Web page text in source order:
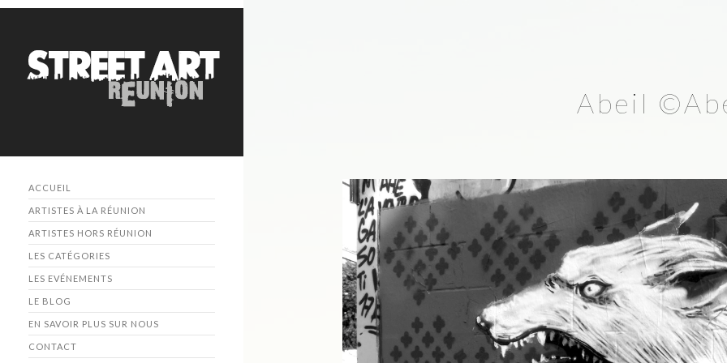
ACCUEIL
ARTISTES À LA RÉUNION
ARTISTES HORS RÉUNION
LES CATÉGORIES
LES EVÉNEMENTS
LE BLOG
EN SAVOIR PLUS SUR NOUS
CONTACT
Abeil